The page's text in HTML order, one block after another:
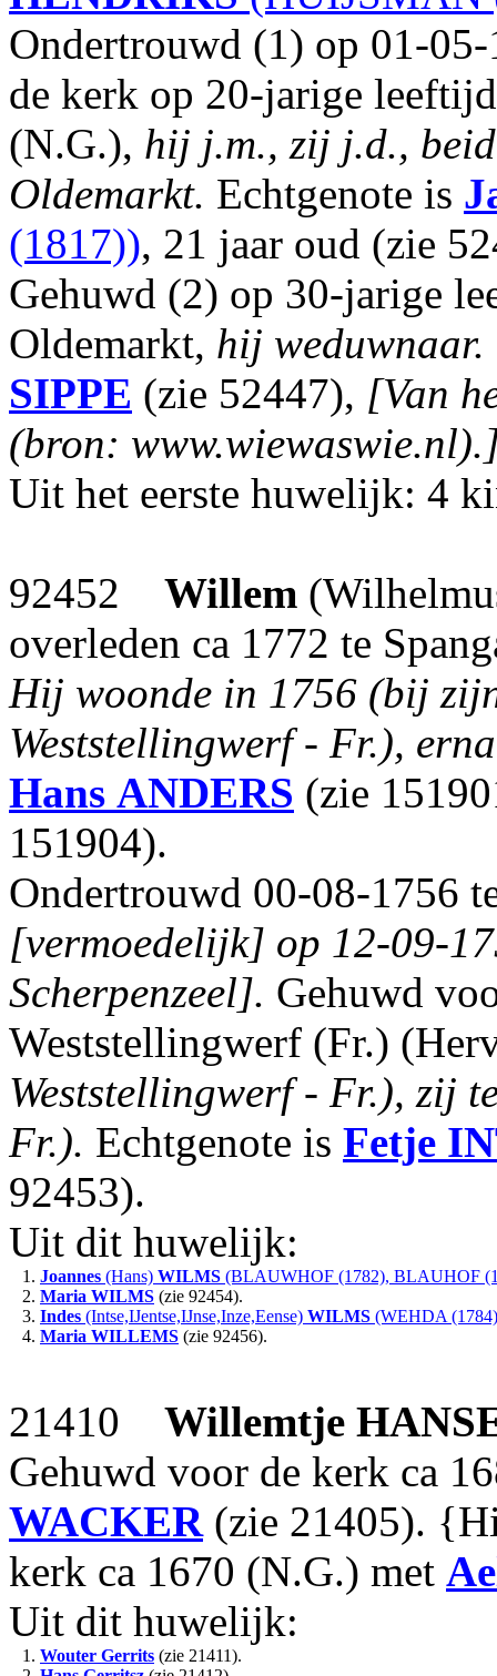
Ondertrouwd (1) op 01-
de kerk op 20-jarige
(N.G.), hij j.m., zij j.d.,
Oldemarkt. Echtgenote is
(1817)), 21 jaar oud (zie
Gehuwd (2) op 30-jarige
Oldemarkt, hij weduwnaar.
SIPPE (zie 52447), [Van
(bron:
Uit het eerste huwelijk: 4
92452 Willem
overleden ca 1772 te
Hij woonde in 1756 (bij
Weststellingwerf - Fr.),
Hans ANDERS (zie
151904).
Ondertrouwd 00-08-1756
[vermoedelijk] op 12-09-
Scherpenzeel]. Gehuwd
Weststellingwerf (Fr.)
Weststellingwerf - Fr.), zij
Fr.). Echtgenote is Fetje
92453).
Uit dit huwelijk:
1. Joannes (Hans) WILMS (BLAUWHOF (1782), BLAUHOF
2. Maria WILMS (zie 92454).
3. Indes (Intse,IJentse,IJnse,Inze,Eense) WILMS (WEHDA
4. Maria WILLEMS (zie 92456).
21410 Willemtje
Gehuwd voor de kerk ca
WACKER(zie 21405).
kerk ca 1670 (N.G.) met
Uit dit huwelijk:
1. Wouter Gerrits (zie 21411).